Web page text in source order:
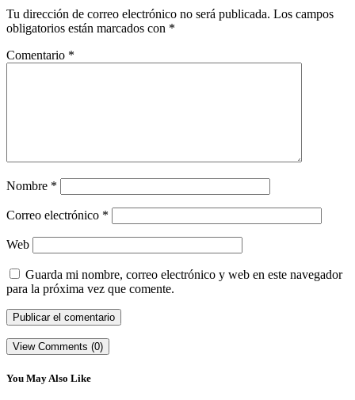
Tu dirección de correo electrónico no será publicada. Los campos
obligatorios están marcados con *
Comentario *
Nombre *
Correo electrónico *
Web
Guarda mi nombre, correo electrónico y web en este navegador
para la próxima vez que comente.
View Comments (0)
You May Also Like